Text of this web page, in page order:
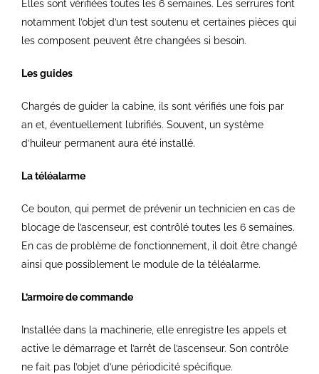
Elles sont vérifiées toutes les 6 semaines. Les serrures font
notamment l’objet d’un test soutenu et certaines pièces qui
les composent peuvent être changées si besoin.
Les guides
Chargés de guider la cabine, ils sont vérifiés une fois par
an et, éventuellement lubrifiés. Souvent, un système
d’huileur permanent aura été installé.
La téléalarme
Ce bouton, qui permet de prévenir un technicien en cas de
blocage de l’ascenseur, est contrôlé toutes les 6 semaines.
En cas de problème de fonctionnement, il doit être changé
ainsi que possiblement le module de la téléalarme.
L’armoire de commande
Installée dans la machinerie, elle enregistre les appels et
active le démarrage et l’arrêt de l’ascenseur. Son contrôle
ne fait pas l’objet d’une périodicité spécifique.